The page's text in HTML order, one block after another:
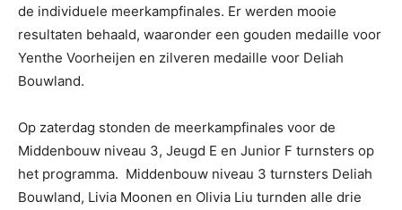
de individuele meerkampfinales. Er werden mooie
resultaten behaald, waaronder een gouden medaille voor
Yenthe Voorheijen en zilveren medaille voor Deliah
Bouwland.
Op zaterdag stonden de meerkampfinales voor de
Middenbouw niveau 3, Jeugd E en Junior F turnsters op
het programma. Middenbouw niveau 3 turnsters Deliah
Bouwland, Livia Moonen en Olivia Liu turnden alle drie